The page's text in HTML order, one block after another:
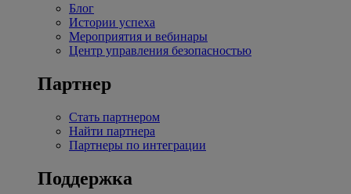
Блог
Истории успеха
Мероприятия и вебинары
Центр управления безопасностью
Партнер
Стать партнером
Найти партнера
Партнеры по интеграции
Поддержка